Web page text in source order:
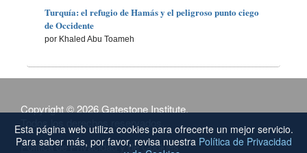
Turquía: el refugio de Hamás y el peligroso punto ciego
de Occidente
por Khaled Abu Toameh
Copyright © 2026 Gatestone Institute.
Todos los derechos reservados.
Política de Privacidad y de Cookies
Esta página web utiliza cookies para ofrecerte un mejor servicio.
Para saber más, por favor, revisa nuestra Política de Privacidad